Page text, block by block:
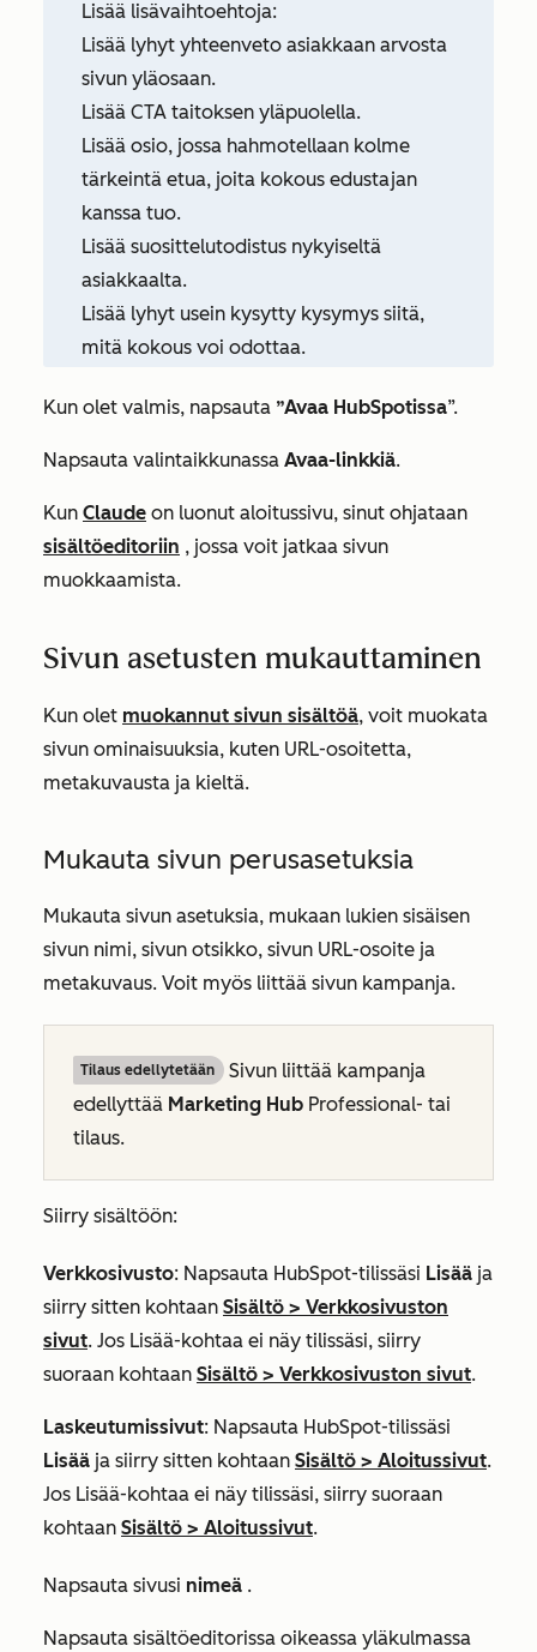
Lisää lisävaihtoehtoja:
Lisää lyhyt yhteenveto asiakkaan arvosta
sivun yläosaan.
Lisää CTA taitoksen yläpuolella.
Lisää osio, jossa hahmotellaan kolme
tärkeintä etua, joita kokous edustajan
kanssa tuo.
Lisää suosittelutodistus nykyiseltä
asiakkaalta.
Lisää lyhyt usein kysytty kysymys siitä,
mitä kokous voi odottaa.
Kun olet valmis, napsauta ”Avaa HubSpotissa”.
Napsauta valintaikkunassa Avaa-linkkiä.
Kun Claude on luonut aloitussivu, sinut ohjataan
sisältöeditoriin , jossa voit jatkaa sivun
muokkaamista.
Sivun asetusten mukauttaminen
Kun olet muokannut sivun sisältöä, voit muokata
sivun ominaisuuksia, kuten URL-osoitetta,
metakuvausta ja kieltä.
Mukauta sivun perusasetuksia
Mukauta sivun asetuksia, mukaan lukien sisäisen
sivun nimi, sivun otsikko, sivun URL-osoite ja
metakuvaus. Voit myös liittää sivun kampanja.
Tilaus edellytetään
Sivun liittää kampanja
edellyttää Marketing Hub Professional- tai
tilaus.
Siirry sisältöön:
Verkkosivusto: Napsauta HubSpot-tilissäsi Lisää ja
siirry sitten kohtaan Sisältö > Verkkosivuston
sivut. Jos Lisää-kohtaa ei näy tilissäsi, siirry
suoraan kohtaan Sisältö > Verkkosivuston sivut.
Laskeutumissivut: Napsauta HubSpot-tilissäsi
Lisää ja siirry sitten kohtaan Sisältö > Aloitussivut.
Jos Lisää-kohtaa ei näy tilissäsi, siirry suoraan
kohtaan Sisältö > Aloitussivut.
Napsauta sivusi nimeä .
Napsauta sisältöeditorissa oikeassa yläkulmassa